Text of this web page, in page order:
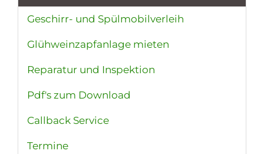
Geschirr- und Spülmobilverleih
Glühweinzapfanlage mieten
Reparatur und Inspektion
Pdf's zum Download
Callback Service
Termine